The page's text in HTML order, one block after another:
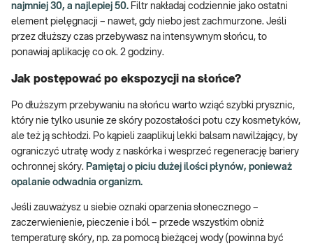
najmniej 30, a najlepiej 50. Filtr nakładaj codziennie jako ostatni
element pielęgnacji – nawet, gdy niebo jest zachmurzone. Jeśli
przez dłuższy czas przebywasz na intensywnym słońcu, to
ponawiaj aplikację co ok. 2 godziny.
Jak postępować po ekspozycji na słońce?
Po dłuższym przebywaniu na słońcu warto wziąć szybki prysznic,
który nie tylko usunie ze skóry pozostałości potu czy kosmetyków,
ale też ją schłodzi. Po kąpieli zaaplikuj lekki balsam nawilżający, by
ograniczyć utratę wody z naskórka i wesprzeć regenerację bariery
ochronnej skóry. Pamiętaj o piciu dużej ilości płynów, ponieważ
opalanie odwadnia organizm.
Jeśli zauważysz u siebie oznaki oparzenia słonecznego –
zaczerwienienie, pieczenie i ból – przede wszystkim obniż
temperaturę skóry, np. za pomocą bieżącej wody (powinna być